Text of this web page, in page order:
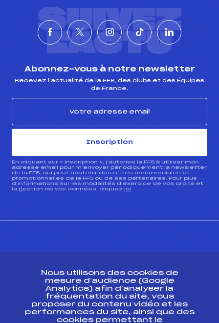
SUIVEZ
L'ACTU
Abonnez-vous à notre newsletter
Recevez l’actualité de la FFS, des clubs et des Équipes
de France.
Inscription
En cliquant sur « inscription », j’autorise la FFS à utiliser mon
adresse email pour m’envoyer périodiquement la newsletter
de la FFS, qui peut contenir des offres commerciales et
promotionnelles de la FFS ou de ses partenaires. Pour plus
d’informations sur les modalités d’exercice de vos droits et
la gestion de vos données, cliquez ici
ESPACE PRESSE
Ressources
Pass’Neige
Nous utilisons des cookies de
mesure d’audience (Google
Analytics) afin d’analyser la
fréquentation du site, vous
proposer du contenu vidéo et les
performances du site, ainsi que des
cookies permettant le